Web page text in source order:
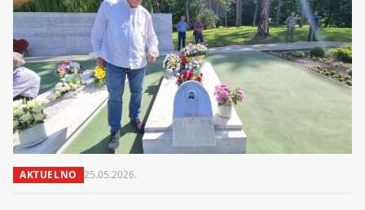
AKTUELNO 25.05.2026.